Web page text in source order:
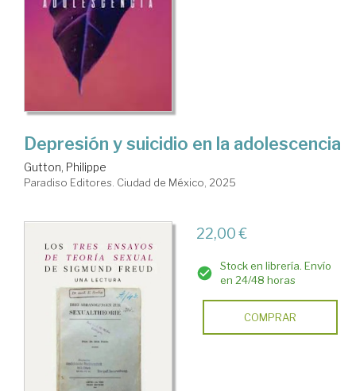
Depresión y suicidio en la adolescencia
Gutton, Philippe
Paradiso Editores. Ciudad de México, 2025
22,00 €
Stock en librería. Envío
en 24/48 horas
COMPRAR